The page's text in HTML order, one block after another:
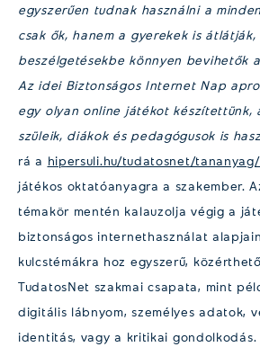
egyszerűen tudnak használni a
csak ők, hanem a gyerekek is
beszélgetésekbe könnyen bevihetők
Az idei Biztonságos Internet Nap
egy olyan online játékot készítettünk,
szüleik, diákok és pedagógusok is
rá a hipersuli.hu/tudatosnet/tananyag/
játékos oktatóanyagra a szakember.
témakör mentén kalauzolja végig a
biztonságos internethasználat
kulcstémákra hoz egyszerű,
TudatosNet szakmai csapata, mint
digitális lábnyom, személyes adatok,
identitás, vagy a kritikai gondolkodás.